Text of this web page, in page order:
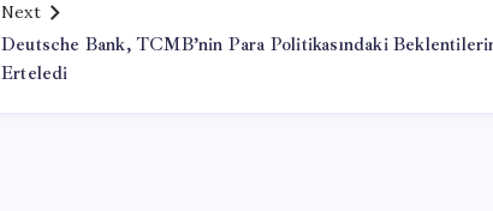
Next
Deutsche Bank, TCMB’nin Para Politikasındaki
Erteledi